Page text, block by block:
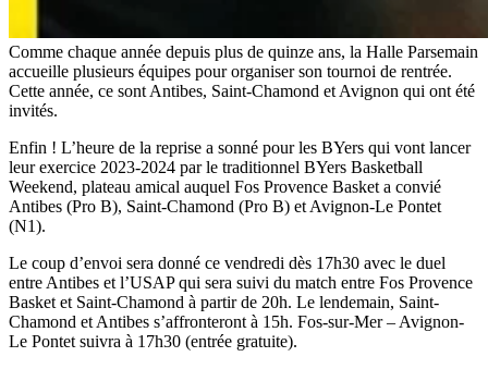
Comme chaque année depuis plus de quinze ans, la Halle Parsemain
accueille plusieurs équipes pour organiser son tournoi de rentrée.
Cette année, ce sont Antibes, Saint-Chamond et Avignon qui ont été
invités.
Enfin ! L’heure de la reprise a sonné pour les BYers qui vont lancer
leur exercice 2023-2024 par le traditionnel BYers Basketball
Weekend, plateau amical auquel Fos Provence Basket a convié
Antibes (Pro B), Saint-Chamond (Pro B) et Avignon-Le Pontet
(N1).
Le coup d’envoi sera donné ce vendredi dès 17h30 avec le duel
entre Antibes et l’USAP qui sera suivi du match entre Fos Provence
Basket et Saint-Chamond à partir de 20h. Le lendemain, Saint-
Chamond et Antibes s’affronteront à 15h. Fos-sur-Mer – Avignon-
Le Pontet suivra à 17h30 (entrée gratuite).